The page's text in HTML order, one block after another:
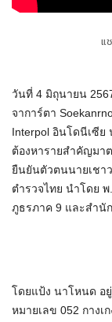
แ
วันที่ 4 มิถุนายน
จาการ์ตา
Interpol อินโดนีเซีย
ต้องหารายสำคัญมา
ยืนยันตัวตนนายเชา
ตำรวจไทย นำโดย
ภูธรภาค 9 และสำนั
โดยแป้ง นาโหนด อ
หมายเลข 052 กางเ